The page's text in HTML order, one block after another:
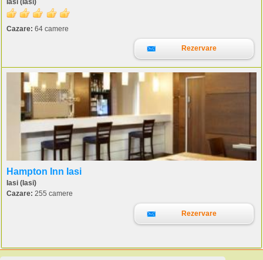
Iasi (Iasi)
Cazare: 64 camere
Rezervare
Hampton Inn Iasi
Iasi (Iasi)
Cazare: 255 camere
Rezervare